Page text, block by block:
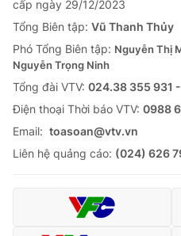
cấp ngày 29/12/2023
Tổng Biên tập: Vũ Thanh Thủy
Phó Tổng Biên tập: Nguyễn Thị
Nguyễn Trọng Ninh
Tổng đài VTV: 024.38 355 931
Ðiện thoại Thời báo VTV: 0988
Email: toasoan@vtv.vn
Liên hệ quảng cáo: (024) 626